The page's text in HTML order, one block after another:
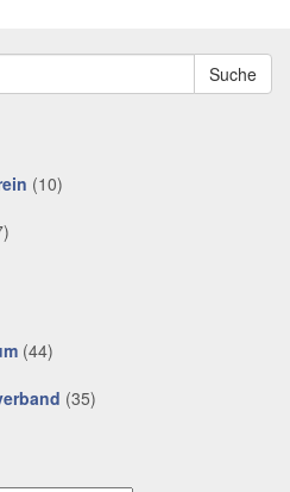
Suche
(10)
(44)
(35)